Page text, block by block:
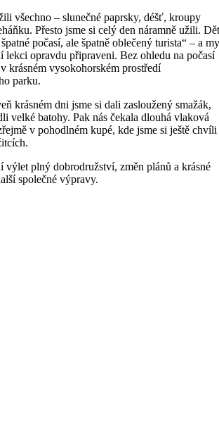
všechno – slunečné paprsky, déšť, kroupy
Přesto jsme si celý den náramně užili.
počasí, ale špatně oblečený turista“ – a
lekci opravdu připraveni. Bez ohledu na počasí
krásném vysokohorském prostředí
parku.
krásném dni jsme si dali zasloužený smažák,
velké batohy. Pak nás čekala dlouhá vlaková
v pohodlném kupé, kde jsme si ještě chvíli
výlet plný dobrodružství, změn plánů a krásné
společné výpravy.